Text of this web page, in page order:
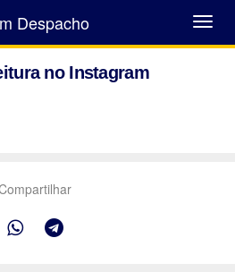
Abrir
Menu
Despacho
no Instagram